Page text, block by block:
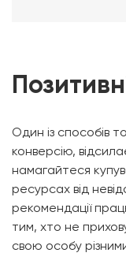
Один із способів
конверсію,
намагайтеся
ресурсах від
рекомендації
тим, хто не
свою особу